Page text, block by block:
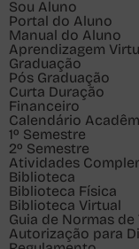
Sou Aluno
Portal do Aluno
Manual do Aluno
Aprendizagem
Graduação
Pós Graduação
Curta Duração
Financeiro
Calendário
1º Semestre
2º Semestre
Atividades
Biblioteca
Biblioteca Física
Biblioteca Virtual
Guia de Normas de
Autorização para